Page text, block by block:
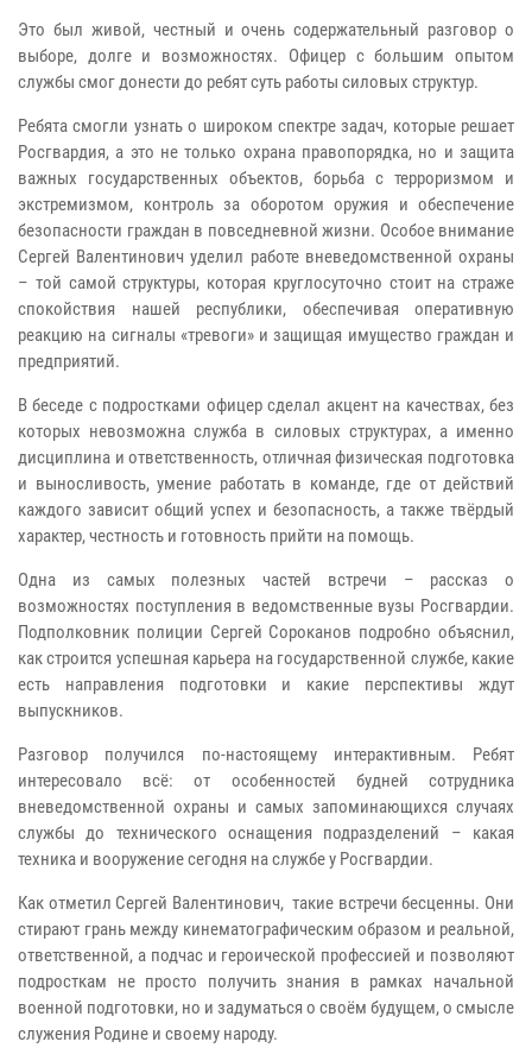
Это был живой, честный и очень содержательный разговор о
выборе, долге и возможностях. Офицер с большим опытом
службы смог донести до ребят суть работы силовых структур.
Ребята смогли узнать о широком спектре задач, которые решает
Росгвардия, а это не только охрана правопорядка, но и защита
важных государственных объектов, борьба с терроризмом и
экстремизмом, контроль за оборотом оружия и обеспечение
безопасности граждан в повседневной жизни. Особое внимание
Сергей Валентинович уделил работе вневедомственной охраны
– той самой структуры, которая круглосуточно стоит на страже
спокойствия нашей республики, обеспечивая оперативную
реакцию на сигналы «тревоги» и защищая имущество граждан и
предприятий.
В беседе с подростками офицер сделал акцент на качествах, без
которых невозможна служба в силовых структурах, а именно
дисциплина и ответственность, отличная физическая подготовка
и выносливость, умение работать в команде, где от действий
каждого зависит общий успех и безопасность, а также твёрдый
характер, честность и готовность прийти на помощь.
Одна из самых полезных частей встречи – рассказ о
возможностях поступления в ведомственные вузы Росгвардии.
Подполковник полиции Сергей Сороканов подробно объяснил,
как строится успешная карьера на государственной службе, какие
есть направления подготовки и какие перспективы ждут
выпускников.
Разговор получился по-настоящему интерактивным. Ребят
интересовало всё: от особенностей будней сотрудника
вневедомственной охраны и самых запоминающихся случаях
службы до технического оснащения подразделений – какая
техника и вооружение сегодня на службе у Росгвардии.
Как отметил Сергей Валентинович, такие встречи бесценны. Они
стирают грань между кинематографическим образом и реальной,
ответственной, а подчас и героической профессией и позволяют
подросткам не просто получить знания в рамках начальной
военной подготовки, но и задуматься о своём будущем, о смысле
служения Родине и своему народу.